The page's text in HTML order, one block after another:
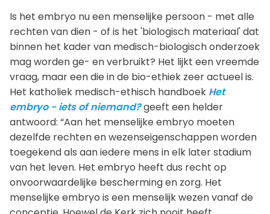
Is het embryo nu een menselijke persoon - met alle
rechten van dien - of is het 'biologisch materiaal' dat
binnen het kader van medisch-biologisch onderzoek
mag worden ge- en verbruikt? Het lijkt een vreemde
vraag, maar een die in de bio-ethiek zeer actueel is.
Het katholiek medisch-ethisch handboek Het
embryo - iets of niemand?geeft een helder
antwoord: “Aan het menselijke embryo moeten
dezelfde rechten en wezenseigenschappen worden
toegekend als aan iedere mens in elk later stadium
van het leven. Het embryo heeft dus recht op
onvoorwaardelijke bescherming en zorg. Het
menselijke embryo is een menselijk wezen vanaf de